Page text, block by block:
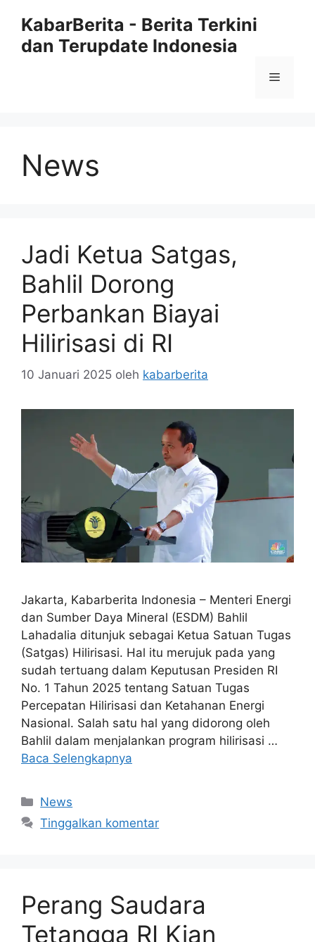
KabarBerita - Berita Terkini
dan Terupdate Indonesia
Menu
News
Jadi Ketua Satgas,
Bahlil Dorong
Perbankan Biayai
Hilirisasi di RI
10 Januari 2025 oleh kabarberita
Jakarta, Kabarberita Indonesia – Menteri Energi
dan Sumber Daya Mineral (ESDM) Bahlil
Lahadalia ditunjuk sebagai Ketua Satuan Tugas
(Satgas) Hilirisasi. Hal itu merujuk pada yang
sudah tertuang dalam Keputusan Presiden RI
No. 1 Tahun 2025 tentang Satuan Tugas
Percepatan Hilirisasi dan Ketahanan Energi
Nasional. Salah satu hal yang didorong oleh
Bahlil dalam menjalankan program hilirisasi …
Baca Selengkapnya
Kategori
News
Tinggalkan komentar
Perang Saudara
Tetangga RI Kian